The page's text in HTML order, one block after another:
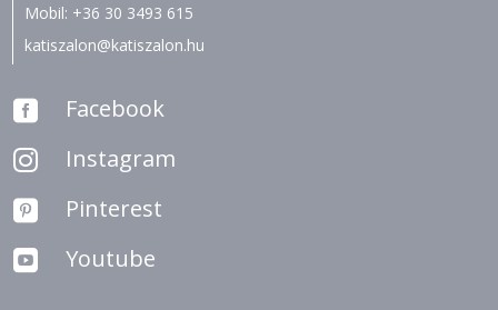
Mobil: +36 30 3493 615
katiszalon@katiszalon.hu
 Facebook
 Instagram
 Pinterest
 Youtube